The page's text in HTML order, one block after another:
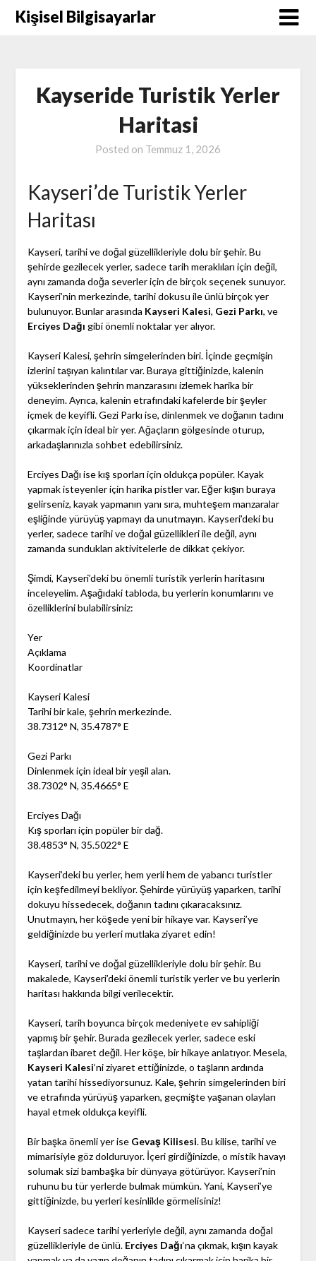
SkipKişisel Bilgisayarlar
Kayseride Turistik Yerler
Haritasi
Posted on Temmuz 1, 2026
Kayseri’de Turistik Yerler
Haritası
Kayseri, tarihi ve doğal güzellikleriyle dolu bir şehir. Bu
şehirde gezilecek yerler, sadece tarih meraklıları için değil,
aynı zamanda doğa severler için de birçok seçenek sunuyor.
Kayseri’nin merkezinde, tarihi dokusu ile ünlü birçok yer
bulunuyor. Bunlar arasında Kayseri Kalesi, Gezi Parkı, ve
Erciyes Dağı gibi önemli noktalar yer alıyor.
Kayseri Kalesi, şehrin simgelerinden biri. İçinde geçmişin
izlerini taşıyan kalıntılar var. Buraya gittiğinizde, kalenin
yükseklerinden şehrin manzarasını izlemek harika bir
deneyim. Ayrıca, kalenin etrafındaki kafelerde bir şeyler
içmek de keyifli. Gezi Parkı ise, dinlenmek ve doğanın tadını
çıkarmak için ideal bir yer. Ağaçların gölgesinde oturup,
arkadaşlarınızla sohbet edebilirsiniz.
Erciyes Dağı ise kış sporları için oldukça popüler. Kayak
yapmak isteyenler için harika pistler var. Eğer kışın buraya
gelirseniz, kayak yapmanın yanı sıra, muhteşem manzaralar
eşliğinde yürüyüş yapmayı da unutmayın. Kayseri’deki bu
yerler, sadece tarihi ve doğal güzellikleri ile değil, aynı
zamanda sundukları aktivitelerle de dikkat çekiyor.
Şimdi, Kayseri’deki bu önemli turistik yerlerin haritasını
inceleyelim. Aşağıdaki tabloda, bu yerlerin konumlarını ve
özelliklerini bulabilirsiniz:
Yer
Açıklama
Koordinatlar
Kayseri Kalesi
Tarihi bir kale, şehrin merkezinde.
38.7312° N, 35.4787° E
Gezi Parkı
Dinlenmek için ideal bir yeşil alan.
38.7302° N, 35.4665° E
Erciyes Dağı
Kış sporları için popüler bir dağ.
38.4853° N, 35.5022° E
Kayseri’deki bu yerler, hem yerli hem de yabancı turistler
için keşfedilmeyi bekliyor. Şehirde yürüyüş yaparken, tarihi
dokuyu hissedecek, doğanın tadını çıkaracaksınız.
Unutmayın, her köşede yeni bir hikaye var. Kayseri’ye
geldiğinizde bu yerleri mutlaka ziyaret edin!
Kayseri, tarihi ve doğal güzellikleriyle dolu bir şehir. Bu
makalede, Kayseri’deki önemli turistik yerler ve bu yerlerin
haritası hakkında bilgi verilecektir.
Kayseri, tarih boyunca birçok medeniyete ev sahipliği
yapmış bir şehir. Burada gezilecek yerler, sadece eski
taşlardan ibaret değil. Her köşe, bir hikaye anlatıyor. Mesela,
Kayseri Kalesi‘ni ziyaret ettiğinizde, o taşların ardında
yatan tarihi hissediyorsunuz. Kale, şehrin simgelerinden biri
ve etrafında yürüyüş yaparken, geçmişte yaşanan olayları
hayal etmek oldukça keyifli.
Bir başka önemli yer ise Gevaş Kilisesi. Bu kilise, tarihi ve
mimarisiyle göz dolduruyor. İçeri girdiğinizde, o mistik havayı
solumak sizi bambaşka bir dünyaya götürüyor. Kayseri’nin
ruhunu bu tür yerlerde bulmak mümkün. Yani, Kayseri’ye
gittiğinizde, bu yerleri kesinlikle görmelisiniz!
Kayseri sadece tarihi yerleriyle değil, aynı zamanda doğal
güzellikleriyle de ünlü. Erciyes Dağı‘na çıkmak, kışın kayak